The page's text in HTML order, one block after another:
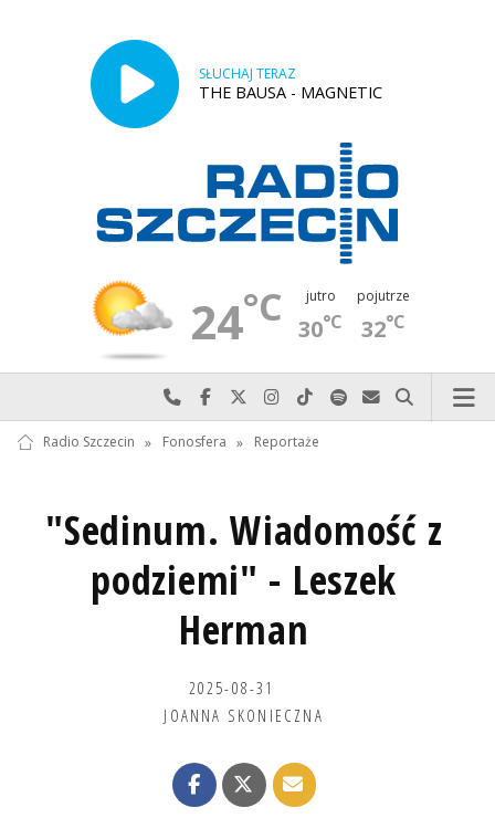
SŁUCHAJ TERAZ
THE BAUSA - MAGNETIC
24°C jutro
30°C
pojutrze
32°C
Najlepiej po prostu do nas zadzwoń
Odwiedź nas na Facebook-u
Odwiedź nas na X
Odwiedź nas na Instagram-ie
Odwiedź nas na TikTok-u
Szukaj nas na Spotify
Wyślij do nas
Szukaj
Radio Szczecin » Fonosfera » Reportaże
"Sedinum. Wiadomość z
podziemi" - Leszek
Herman
2025-08-31
JOANNA SKONIECZNA